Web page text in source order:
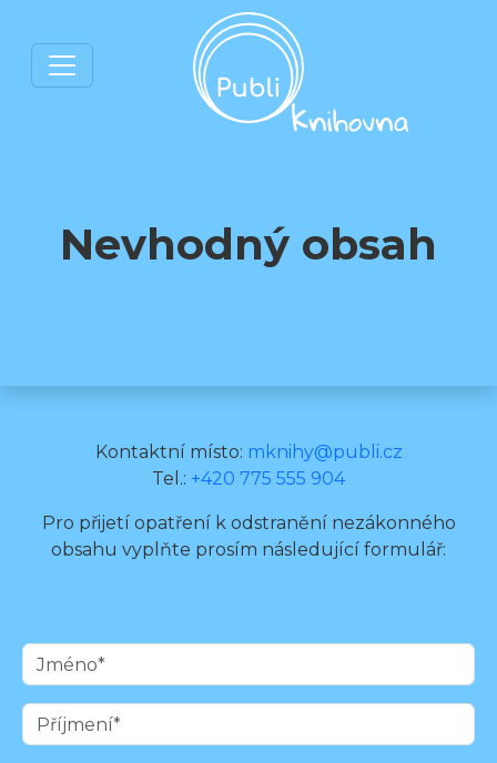
Nevhodný obsah
Kontaktní místo: mknihy@publi.cz
Tel.: +420 775 555 904
Pro přijetí opatření k odstranění nezákonného
obsahu vyplňte prosím následující formulář: